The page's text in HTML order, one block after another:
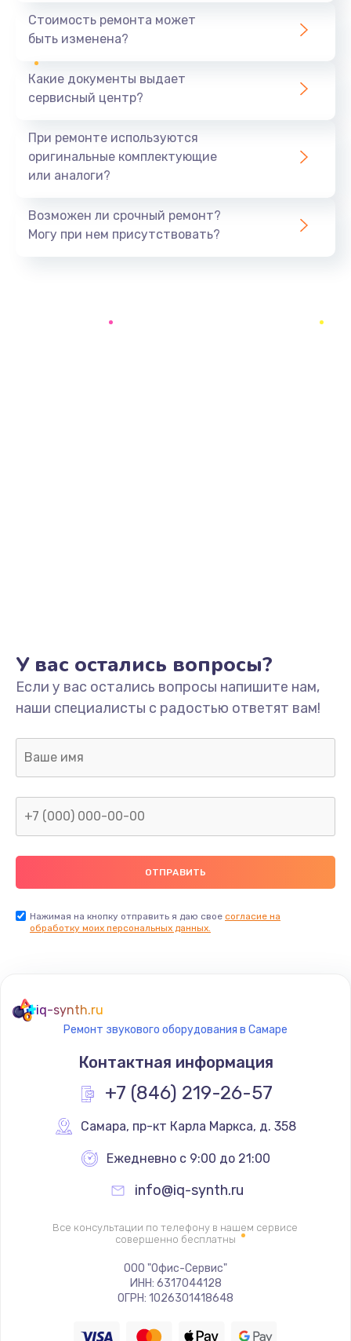
700 руб.
Ремонт разъема
Замена фейдеров
Заказать
Стоимость ремонта может
быть изменена?
Какие документы выдает
сервисный центр?
При ремонте используются
оригинальные комплектующие
или аналоги?
Возможен ли срочный ремонт?
Могу при нем присутствовать?
У вас остались вопросы?
Если у вас остались вопросы напишите нам,
наши специалисты с радостью ответят вам!
Нажимая на кнопку отправить я даю свое согласие на
обработку моих персональных данных.
iq-synth.ru
Ремонт звукового оборудования в Самаре
Контактная информация
+7 (846) 219-26-57
Самара, пр-кт Карла Маркса, д. 358
Ежедневно с 9:00 до 21:00
info@iq-synth.ru
Все консультации по телефону в нашем сервисе
совершенно бесплатны
ООО "Офис-Сервис"
ИНН: 6317044128
ОГРН: 1026301418648